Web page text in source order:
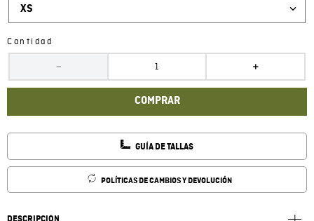
XS
Cantidad
＋
－
COMPRAR
GUÍA DE TALLAS
POLÍTICAS DE CAMBIOS Y DEVOLUCIÓN